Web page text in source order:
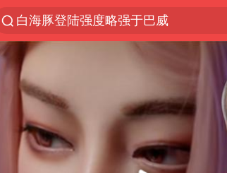
白海豚登陆强度略强于巴威
上半年我国经营主体结构持续优化
《披荆斩棘2026》阵容官宣
浙江省委书记：该停下的坚决停下来
杭州机场已取消航班388架次
中国籍豪华游艇富商之子在泰国被杀